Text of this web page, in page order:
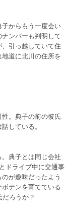
からもう一度会い
ンバーも判明して
引っ越していて住
道に北川の住所を
。典子の前の彼氏
している。
典子とは同じ会社
ドライブ中に交通事
が趣味だったよう
テンを育てている
ろうか？